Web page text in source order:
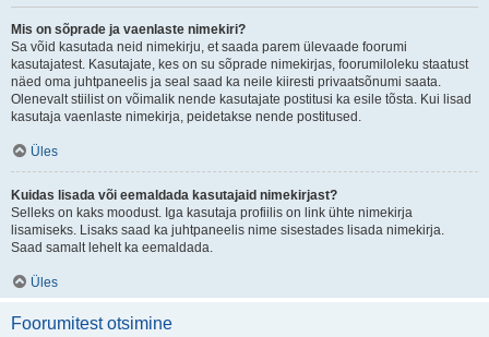
Mis on sõprade ja vaenlaste nimekiri?
Sa võid kasutada neid nimekirju, et saada parem ülevaade foorumi
kasutajatest. Kasutajate, kes on su sõprade nimekirjas, foorumiloleku staatust
näed oma juhtpaneelis ja seal saad ka neile kiiresti privaatsõnumi saata.
Olenevalt stiilist on võimalik nende kasutajate postitusi ka esile tõsta. Kui lisad
kasutaja vaenlaste nimekirja, peidetakse nende postitused.
Üles
Kuidas lisada või eemaldada kasutajaid nimekirjast?
Selleks on kaks moodust. Iga kasutaja profiilis on link ühte nimekirja
lisamiseks. Lisaks saad ka juhtpaneelis nime sisestades lisada nimekirja.
Saad samalt lehelt ka eemaldada.
Üles
Foorumitest otsimine